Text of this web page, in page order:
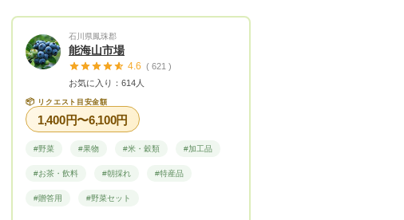
石川県鳳珠郡
能海山市場
4.6 ( 621 )
お気に入り：614人
📦 リクエスト目安金額
1,400円〜6,100円
#野菜 #果物 #米・穀類 #加工品
#お茶・飲料 #朝採れ #特産品
#贈答用 #野菜セット